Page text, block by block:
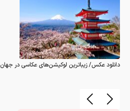
دانلود عکس/ زیباترین لوکیشن‌های عکاسی در جهان